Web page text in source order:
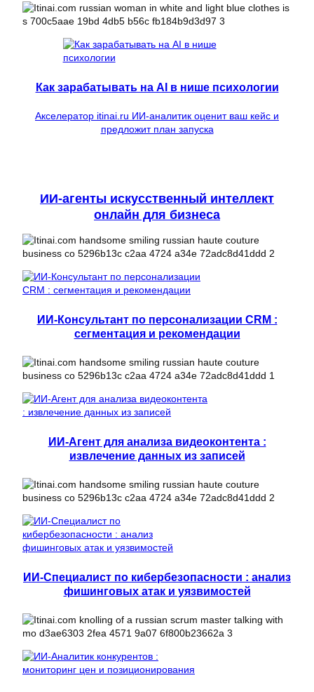
Как зарабатывать на AI в нише психологии
Акселератор itinai.ru ИИ-аналитик оценит ваш кейс и
предложит план запуска
ИИ-агенты искусственный интеллект
онлайн для бизнеса
ИИ-Консультант по персонализации CRM :
сегментация и рекомендации
ИИ-Агент для анализа видеоконтента :
извлечение данных из записей
ИИ-Специалист по кибербезопасности : анализ
фишинговых атак и уязвимостей